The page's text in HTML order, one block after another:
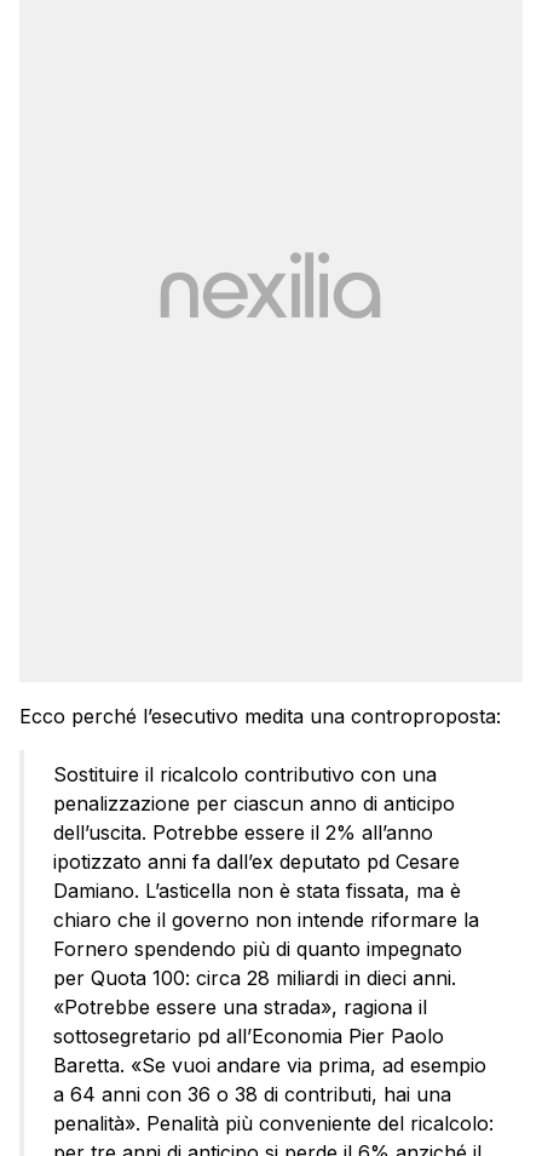
Ecco perché l’esecutivo medita una controproposta:
Sostituire il ricalcolo contributivo con una
penalizzazione per ciascun anno di anticipo
dell’uscita. Potrebbe essere il 2% all’anno
ipotizzato anni fa dall’ex deputato pd Cesare
Damiano. L’asticella non è stata fissata, ma è
chiaro che il governo non intende riformare la
Fornero spendendo più di quanto impegnato
per Quota 100: circa 28 miliardi in dieci anni.
«Potrebbe essere una strada», ragiona il
sottosegretario pd all’Economia Pier Paolo
Baretta. «Se vuoi andare via prima, ad esempio
a 64 anni con 36 o 38 di contributi, hai una
penalità». Penalità più conveniente del ricalcolo: